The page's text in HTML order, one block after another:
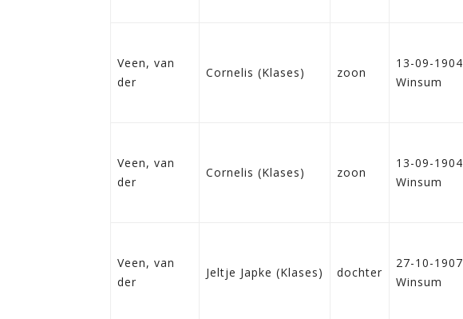
Veen, van
der
Cornelis (Klases) zoon
13-09-1904
Winsum
Veen, van
der
Cornelis (Klases) zoon
13-09-1904
Winsum
Veen, van
der
Jeltje Japke (Klases) dochter
27-10-1907
Winsum